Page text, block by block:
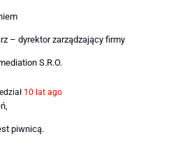
– dyrektor zarządzający firmy
S.R.O.
10 lat ago
piwnicą.